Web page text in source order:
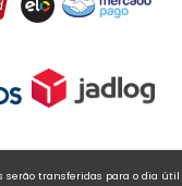
serão transferidas para o dia útil